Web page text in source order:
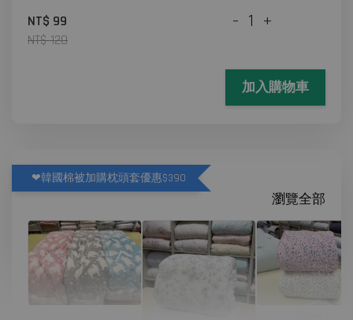
NT$ 99
NT$ 120
- +
加入購物車
❤韓國棉被加購枕頭套優惠$390
瀏覽全部